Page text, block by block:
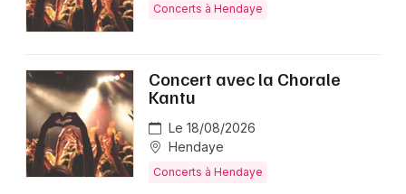
Concerts à Hendaye
Concert avec la Chorale
Kantu
Le 18/08/2026
Hendaye
Concerts à Hendaye